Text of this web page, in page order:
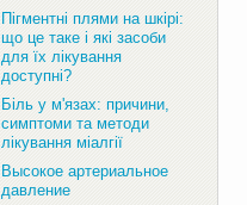
Пігментні плями на шкірі:
що це таке і які засоби
для їх лікування
доступні?
Біль у м'язах: причини,
симптоми та методи
лікування міалгії
Высокое артериальное
давление